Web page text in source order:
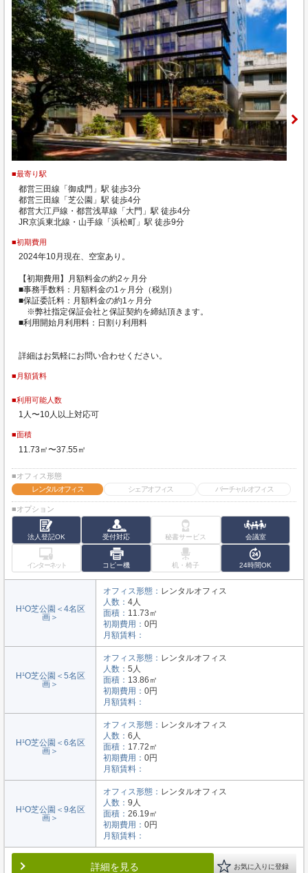
■最寄り駅
都営三田線「御成門」駅 徒歩3分
都営三田線「芝公園」駅 徒歩4分
都営大江戸線・都営浅草線「大門」駅 徒歩4分
JR京浜東北線・山手線「浜松町」駅 徒歩9分
■初期費用
2024年10月現在、空室あり。
【初期費用】月額料金の約2ヶ月分
■事務手数料：月額料金の1ヶ月分（税別）
■保証委託料：月額料金の約1ヶ月分
※弊社指定保証会社と保証契約を締結頂きます。
■利用開始月利用料：日割り利用料
詳細はお気軽にお問い合わせください。
■月額賃料
■利用可能人数
1人〜10人以上対応可
■面積
11.73㎡〜37.55㎡
■オフィス形態
レンタルオフィス
シェアオフィス バーチャルオフィス
■オプション
法人登記OK 受付対応 秘書サービス 会議室
インターネット コピー機 机・椅子 24時間OK
H¹O芝公園＜4名区
画＞
オフィス形態： レンタルオフィス
人数： 4人
面積： 11.73㎡
初期費用： 0円
月額賃料：
H¹O芝公園＜5名区
画＞
オフィス形態： レンタルオフィス
人数： 5人
面積： 13.86㎡
初期費用： 0円
月額賃料：
H¹O芝公園＜6名区
画＞
オフィス形態： レンタルオフィス
人数： 6人
面積： 17.72㎡
初期費用： 0円
月額賃料：
H¹O芝公園＜9名区
画＞
オフィス形態： レンタルオフィス
人数： 9人
面積： 26.19㎡
初期費用： 0円
月額賃料：
詳細を見る お気に入りに登録